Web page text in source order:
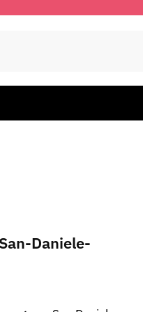
Daniele-